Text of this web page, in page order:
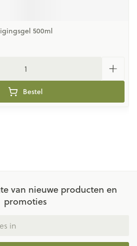
500ml
Bestel
van nieuwe producten en
promoties